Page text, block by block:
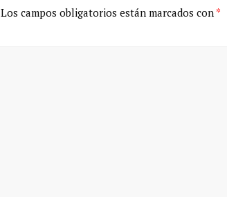
Los campos obligatorios están marcados con *